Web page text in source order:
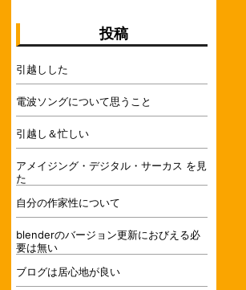
投稿
引越しした
電波ソングについて思うこと
引越し＆忙しい
アメイジング・デジタル・サーカス を見
た
自分の作家性について
blenderのバージョン更新におびえる必
要は無い
ブログは居心地が良い